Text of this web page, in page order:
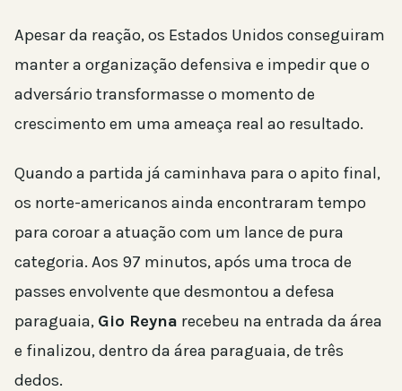
Apesar da reação, os Estados Unidos conseguiram
manter a organização defensiva e impedir que o
adversário transformasse o momento de
crescimento em uma ameaça real ao resultado.
Quando a partida já caminhava para o apito final,
os norte-americanos ainda encontraram tempo
para coroar a atuação com um lance de pura
categoria. Aos 97 minutos, após uma troca de
passes envolvente que desmontou a defesa
paraguaia, Gio Reyna recebeu na entrada da área
e finalizou, dentro da área paraguaia, de três
dedos.